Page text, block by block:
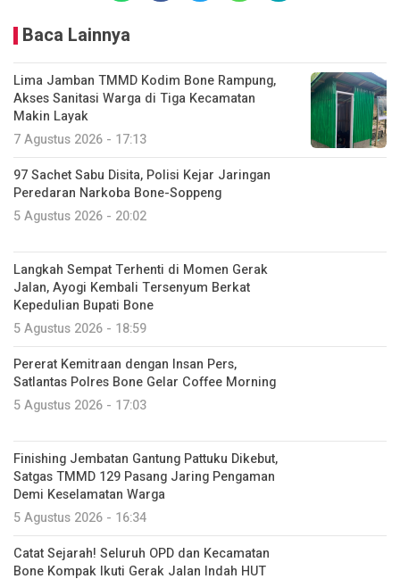
Baca Lainnya
Lima Jamban TMMD Kodim Bone Rampung,
Akses Sanitasi Warga di Tiga Kecamatan
Makin Layak
7 Agustus 2026 - 17:13
97 Sachet Sabu Disita, Polisi Kejar Jaringan
Peredaran Narkoba Bone-Soppeng
5 Agustus 2026 - 20:02
Langkah Sempat Terhenti di Momen Gerak
Jalan, Ayogi Kembali Tersenyum Berkat
Kepedulian Bupati Bone
5 Agustus 2026 - 18:59
Pererat Kemitraan dengan Insan Pers,
Satlantas Polres Bone Gelar Coffee Morning
5 Agustus 2026 - 17:03
Finishing Jembatan Gantung Pattuku Dikebut,
Satgas TMMD 129 Pasang Jaring Pengaman
Demi Keselamatan Warga
5 Agustus 2026 - 16:34
Catat Sejarah! Seluruh OPD dan Kecamatan
Bone Kompak Ikuti Gerak Jalan Indah HUT